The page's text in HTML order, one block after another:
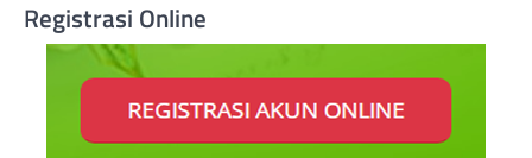
Registrasi Online